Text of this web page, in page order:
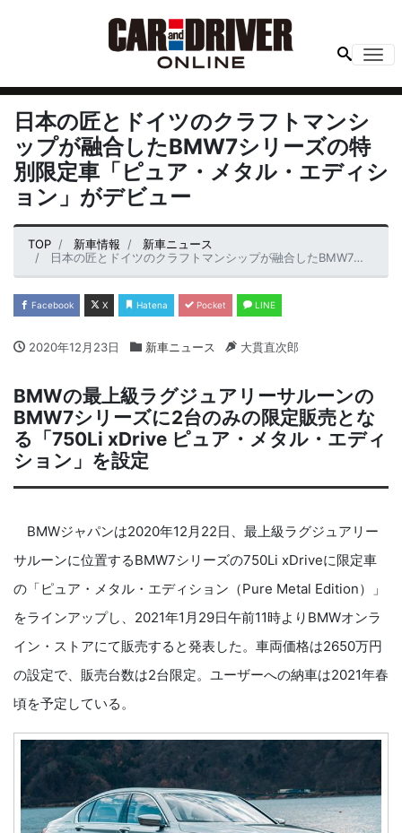
日本の匠とドイツのクラフトマンシ
ップが融合したBMW7シリーズの特
別限定車「ピュア・メタル・エディシ
ョン」がデビュー
TOP 新車情報
新車ニュース
日本の匠とドイツのクラフトマンシップが融合したBMW7シリーズの特別限定車「ピュア・メタル・エディション」がデビュー
Facebook X Hatena Pocket LINE
2020年12月23日 新車ニュース 大貫直次郎
BMWの最上級ラグジュアリーサルーンの
BMW7シリーズに2台のみの限定販売とな
る「750Li xDrive ピュア・メタル・エディ
ション」を設定
BMWジャパンは2020年12月22日、最上級ラグジュアリー
サルーンに位置するBMW7シリーズの750Li xDriveに限定車
の「ピュア・メタル・エディション（Pure Metal Edition）」
をラインアップし、2021年1月29日午前11時よりBMWオンラ
イン・ストアにて販売すると発表した。車両価格は2650万円
の設定で、販売台数は2台限定。ユーザーへの納車は2021年春
頃を予定している。